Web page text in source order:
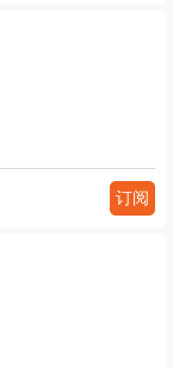
订阅